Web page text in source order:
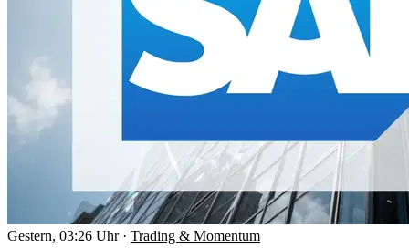
Gestern, 03:26 Uhr · Trading & Momentum